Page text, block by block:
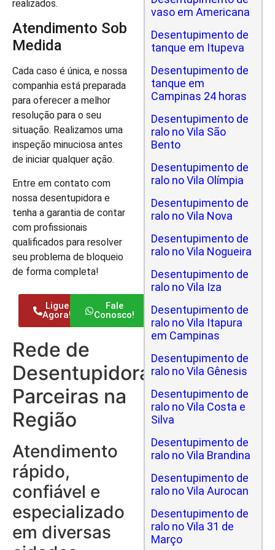
realizados.
Atendimento Sob
Medida
Cada caso é única, e nossa
companhia está preparada
para oferecer a melhor
resolução para o seu
situação. Realizamos uma
inspeção minuciosa antes
de iniciar qualquer ação.
Entre em contato com
nossa desentupidora e
tenha a garantia de contar
com profissionais
qualificados para resolver
seu problema de bloqueio
de forma completa!
Ligue
Agora!
Fale
Conosco!
Rede de
Desentupidoras
Parceiras na
Região
Atendimento
rápido,
confiável e
especializado
em diversas
vaso em Americana
Desentupimento de
tanque em Itupeva
Desentupimento de
tanque em
Campinas 24 horas
Desentupimento de
ralo no Vila São
Bento
Desentupimento de
ralo no Vila Olímpia
Desentupimento de
ralo no Vila Nova
Desentupimento de
ralo no Vila Nogueira
Desentupimento de
ralo no Vila Iza
Desentupimento de
ralo no Vila Itapura
em Campinas
Desentupimento de
ralo no Vila Gênesis
Desentupimento de
ralo no Vila Costa e
Silva
Desentupimento de
ralo no Vila Brandina
Desentupimento de
ralo no Vila Aurocan
Desentupimento de
ralo no Vila 31 de
Março